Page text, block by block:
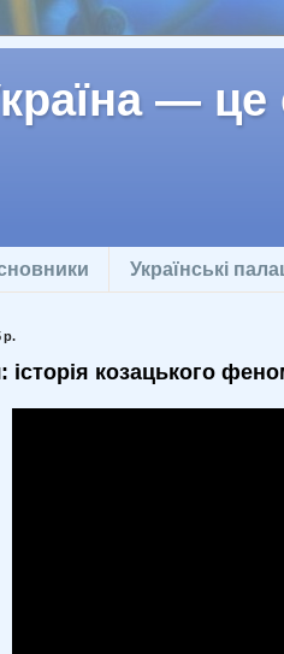
—
Українські
р.
історія козацького